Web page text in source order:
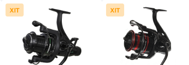
ХІТ ХІТ